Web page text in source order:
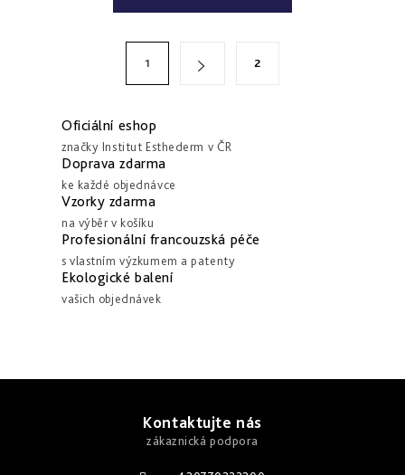
s
1 2
Oficiální eshop
značky Institut Esthederm v ČR
Doprava zdarma
ke každé objednávce
Vzorky zdarma
na výběr v košíku
Profesionální francouzská péče
s vlastním výzkumem a patenty
Ekologické balení
vašich objednávek
Kontaktujte nás